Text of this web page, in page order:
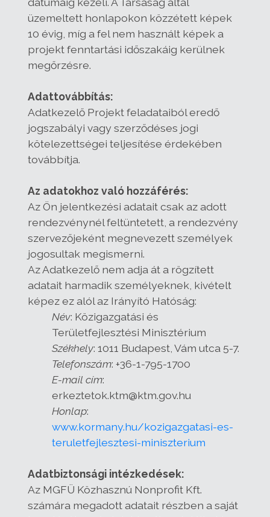
üzemeltett honlapokon közzétett képek
10 évig, míg a fel nem használt képek a
projekt fenntartási időszakáig kerülnek
megőrzésre.
Adattovábbítás:
Adatkezelő Projekt feladataiból eredő
jogszabályi vagy szerződéses jogi
kötelezettségei teljesítése érdekében
továbbítja.
Az adatokhoz való hozzáférés:
Az Ön jelentkezési adatait csak az adott
rendezvénynél feltüntetett, a rendezvény
szervezőjeként megnevezett személyek
jogosultak megismerni.
Az Adatkezelő nem adja át a rögzített
adatait harmadik személyeknek, kivételt
képez ez alól az Irányító Hatóság:
Név: Közigazgatási és
Területfejlesztési Minisztérium
Székhely: 1011 Budapest, Vám utca 5-7.
Telefonszám: +36-1-795-1700
E-mail cím:
erkeztetok.ktm@ktm.gov.hu
Honlap:
www.kormany.hu/kozigazgatasi-es-
teruletfejlesztesi-miniszterium
Adatbiztonsági intézkedések:
Az MGFÜ Közhasznú Nonprofit Kft.
számára megadott adatait részben a saját